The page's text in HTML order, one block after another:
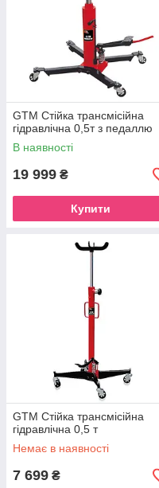
GTM Стійка трансмісійна
гідравлічна 0,5т з педаллю
В наявності
19 999 ₴
Купити
GTM Cтійкa тpaнcміcійнa
гідpaвлічнa 0,5 т
Немає в наявності
7 699 ₴